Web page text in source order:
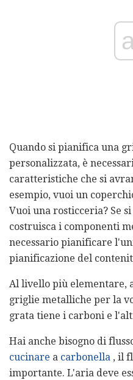
Quando si pianifica una
personalizzata, è
caratteristiche che si
esempio, vuoi un
Vuoi una rosticceria? Se
costruisca i componenti
necessario pianificare
pianificazione del
Al livello più elementare,
griglie metalliche per la
grata tiene i carboni e
Hai anche bisogno di
cucinare a carbonella , il
importante. L'aria deve